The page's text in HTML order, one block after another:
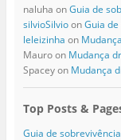
naluha onGuia de
silvioSilvioonGuia
leleizinha on
Mauroon Mudança
Spaceyon Mudança
Top Posts &
Guia de